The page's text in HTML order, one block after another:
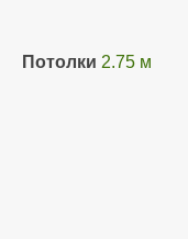
Потолки 2.75 м